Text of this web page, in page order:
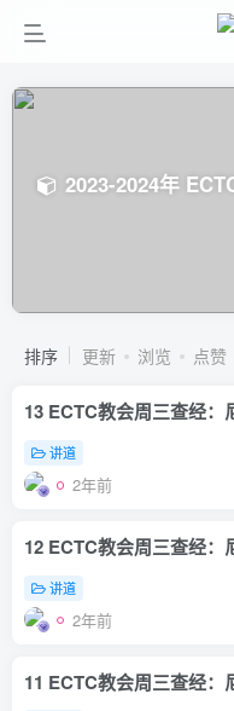
2023-2024年
排序 更新 浏览 点赞
13 ECTC教会周三查经：
讲道
2年前
12 ECTC教会周三查经：
讲道
2年前
11 ECTC教会周三查经：